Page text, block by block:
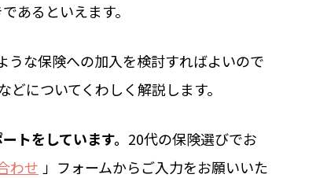
あるといえます。
な保険への加入を検討すればよいので
どについてくわしく解説します。
トをしています。 20代の保険選びでお
わせ 」フォームからご入力をお願いいた